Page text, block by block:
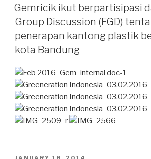
ON
Gemricik ikut berpartisipasi
Group Discussion (FGD)
penerapan kantong plastik
kota Bandung
POSTED
JANUARY 18, 2014